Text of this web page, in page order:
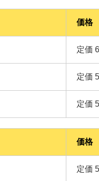
価格
定価
定価
定価
価格
定価